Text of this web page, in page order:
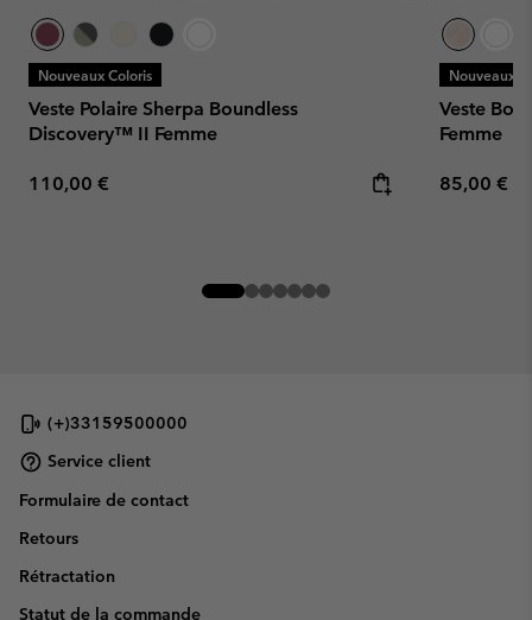
Nouveaux Coloris
Veste Polaire Sherpa Boundless
Discovery™ II Femme
Regular price:
110,00 €
Nouveaux
Veste
Femme
Regular
85,00 €
(+)33159500000
Service client
Formulaire de contact
Retours
Rétractation
Statut de la commande